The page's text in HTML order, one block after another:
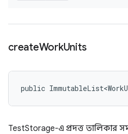
createWorkUnits
public
TestStorage-এ প্রদত্ত তালিকার